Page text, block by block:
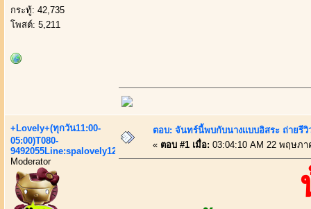
กระทู้: 42,735
โพสต์: 5,211
+Lovely+(ทุกวัน11:00-
05:00)T080-
9492055Line:spalovely123
Moderator
ตอบ: จันทร์นี้พบกับนางเเบบอิสระ ถ่ายรี
« ตอบ #1 เมื่อ: 03:04:10 AM 22 พฤษภา